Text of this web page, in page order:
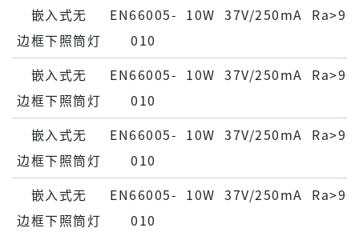
嵌⼊式⽆
边框下照筒灯
EN66005-
010
10W 37V/250mA Ra>90
嵌⼊式⽆
边框下照筒灯
EN66005-
010
10W 37V/250mA Ra>90
嵌⼊式⽆
边框下照筒灯
EN66005-
010
10W 37V/250mA Ra>90
嵌⼊式⽆
边框下照筒灯
EN66005-
010
10W 37V/250mA Ra>90